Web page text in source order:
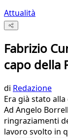
Attualità
Fabrizio
capo della
di Redazione
Era già stato
Ad Angelo
ringraziamenti
lavoro svolto in